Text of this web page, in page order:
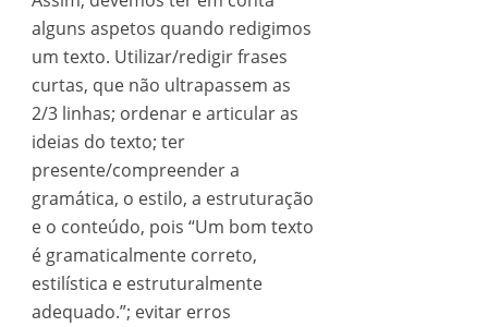
alguns aspetos quando redigimos
um texto. Utilizar/redigir frases
curtas, que não ultrapassem as
2/3 linhas; ordenar e articular as
ideias do texto; ter
presente/compreender a
gramática, o estilo, a estruturação
e o conteúdo, pois “Um bom texto
é gramaticalmente correto,
estilística e estruturalmente
adequado.”; evitar erros